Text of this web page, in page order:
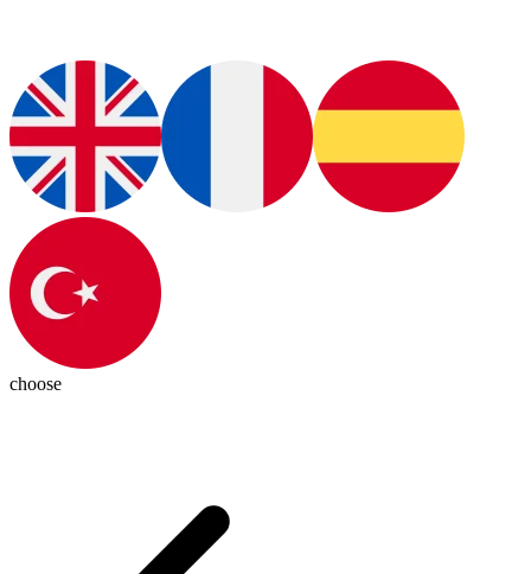
choose